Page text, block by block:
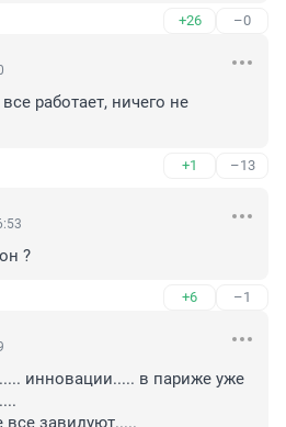
+26 –0
работает, ничего не
+1 –13
?
+6 –1
инновации..... в париже уже
все завидуют.....